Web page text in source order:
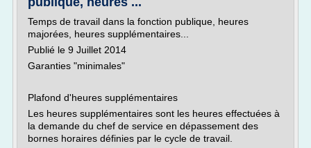
Temps de travail dans la fonction publique, heures
majorées, heures supplémentaires...
Publié le 9 Juillet 2014
Garanties "minimales"
Plafond d'heures supplémentaires
Les heures supplémentaires sont les heures effectuées à
la demande du chef de service en dépassement des
bornes horaires définies par le cycle de travail.